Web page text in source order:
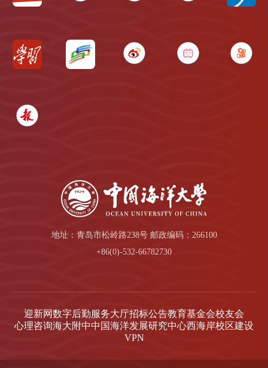
地址：青岛市松岭路238号 邮政编码：266100
+86(0)-532-66782730
迎新网数字后勤服务大厅招标公告教育基金会校友会
心理咨询海大附中中国海洋发展研究中心西海岸校区建设
VPN